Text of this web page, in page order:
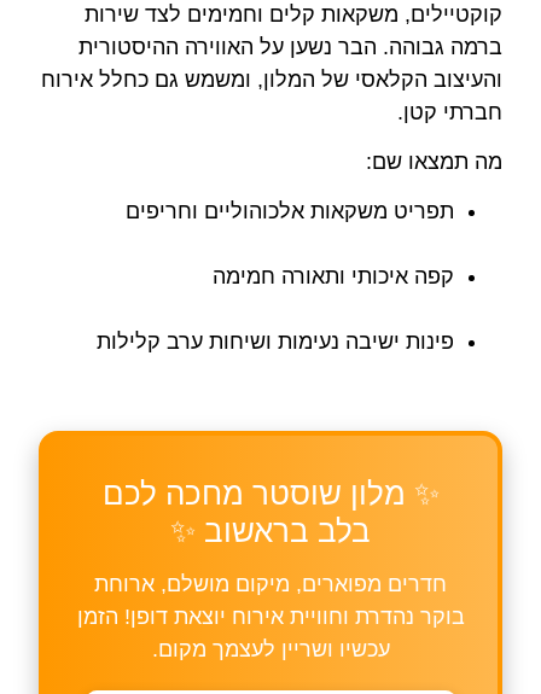
קוקטיילים, משקאות קלים וחמימים לצד שירות
ברמה גבוהה. הבר נשען על האווירה ההיסטורית
והעיצוב הקלאסי של המלון, ומשמש גם כחלל אירוח
חברתי קטן.
מה תמצאו שם:
תפריט משקאות אלכוהוליים וחריפים
קפה איכותי ותאורה חמימה
פינות ישיבה נעימות ושיחות ערב קלילות
✨ מלון שוסטר מחכה לכם
בלב בראשוב ✨
חדרים מפוארים, מיקום מושלם, ארוחת
בוקר נהדרת וחוויית אירוח יוצאת דופן! הזמן
עכשיו ושריין לעצמך מקום.